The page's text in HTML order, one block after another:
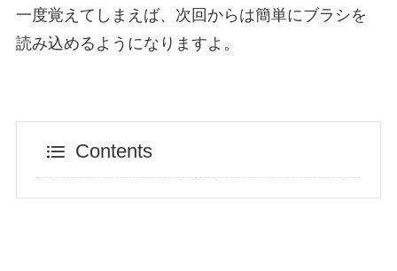
一度覚えてしまえば、次回からは簡単にブラシを
読み込めるようになりますよ。
Contents